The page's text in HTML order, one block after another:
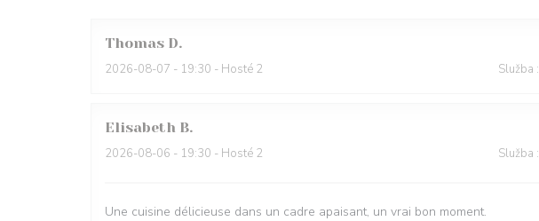
Thomas D
2026-08-07 - 19:30 - Hosté 2 Služba :
Elisabeth B
2026-08-06 - 19:30 - Hosté 2 Služba :
Une cuisine délicieuse dans un cadre apaisant, un vrai bon moment.